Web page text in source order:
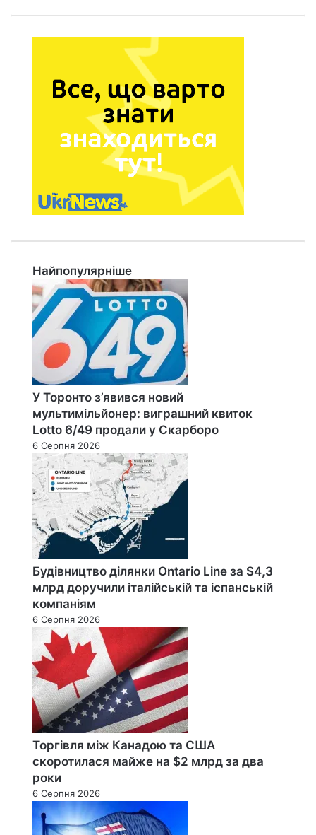
Найпопулярніше
У Торонто з’явився новий
мультимільйонер: виграшний квиток
Lotto 6/49 продали у Скарборо
6 Серпня 2026
Будівництво ділянки Ontario Line за $4,3
млрд доручили італійській та іспанській
компаніям
6 Серпня 2026
Торгівля між Канадою та США
скоротилася майже на $2 млрд за два
роки
6 Серпня 2026